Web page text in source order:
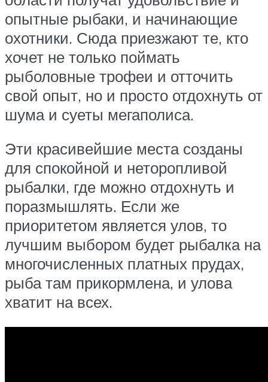
опытные рыбаки, и начинающие
охотники. Сюда приезжают те, кто
хочет не только поймать
рыболовные трофеи и отточить
свой опыт, но и просто отдохнуть от
шума и суеты мегаполиса.
Эти красивейшие места созданы
для спокойной и неторопливой
рыбалки, где можно отдохнуть и
поразмышлять. Если же
приоритетом является улов, то
лучшим выбором будет рыбалка на
многочисленных платных прудах,
рыба там прикормлена, и улова
хватит на всех.